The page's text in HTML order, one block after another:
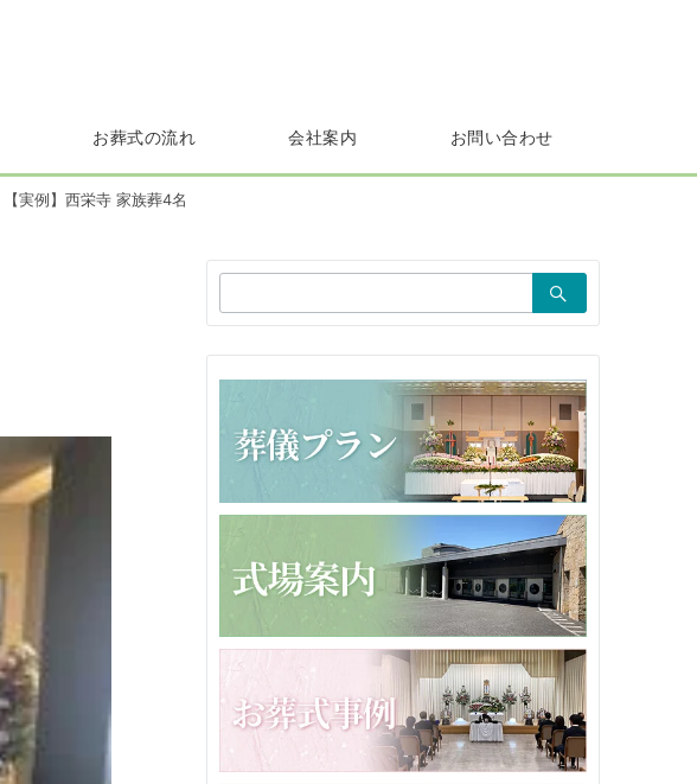
お葬式の流れ 会社案内 お問い合わせ
【実例】西栄寺 家族葬4名
索：